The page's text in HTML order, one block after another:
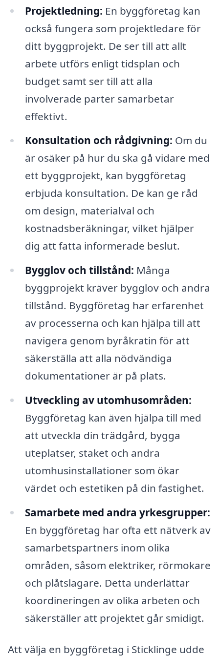
Projektledning: En byggföretag kan
också fungera som projektledare för
ditt byggprojekt. De ser till att allt
arbete utförs enligt tidsplan och
budget samt ser till att alla
involverade parter samarbetar
effektivt.
Konsultation och rådgivning: Om du
är osäker på hur du ska gå vidare med
ett byggprojekt, kan byggföretag
erbjuda konsultation. De kan ge råd
om design, materialval och
kostnadsberäkningar, vilket hjälper
dig att fatta informerade beslut.
Bygglov och tillstånd: Många
byggprojekt kräver bygglov och andra
tillstånd. Byggföretag har erfarenhet
av processerna och kan hjälpa till att
navigera genom byråkratin för att
säkerställa att alla nödvändiga
dokumentationer är på plats.
Utveckling av utomhusområden:
Byggföretag kan även hjälpa till med
att utveckla din trädgård, bygga
uteplatser, staket och andra
utomhusinstallationer som ökar
värdet och estetiken på din fastighet.
Samarbete med andra yrkesgrupper:
En byggföretag har ofta ett nätverk av
samarbetspartners inom olika
områden, såsom elektriker, rörmokare
och plåtslagare. Detta underlättar
koordineringen av olika arbeten och
säkerställer att projektet går smidigt.
Att välja en byggföretag i Sticklinge udde